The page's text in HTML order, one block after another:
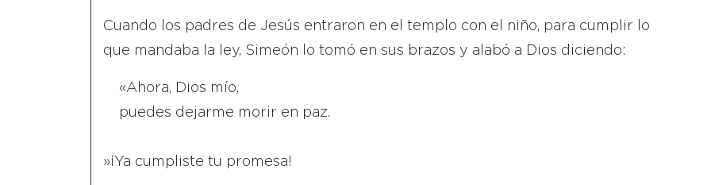
Cuando los padres de Jesús entraron en el templo con el niño, para cumplir lo
que mandaba la ley, Simeón lo tomó en sus brazos y alabó a Dios diciendo:
«Ahora, Dios mío,
puedes dejarme morir en paz.
»¡Ya cumpliste tu promesa!